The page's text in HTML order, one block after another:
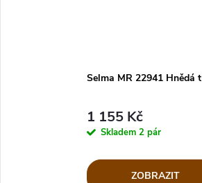
Selma MR 22941 Hnědá t
1 155 Kč
Skladem 2 pár
ZOBRAZIT